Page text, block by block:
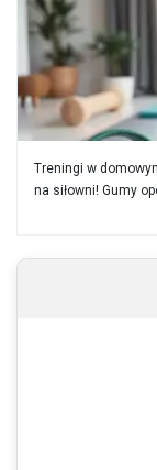
Treningi w
na siłowni! Gumy